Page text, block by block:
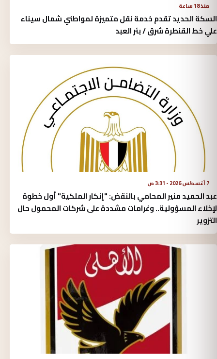
منذ 18 ساعة
السكة الحديد تقدم خدمة نقل متميزة لمواطني شمال سيناء
علي خط القنطرة شرق / بئر العبد
7 أغسطس 2026 - 3:31 ص
عبد الحميد منير المحامي بالنقض: "إنكار الملكية" أول خطوة
لإخلاء المسؤولية.. وغرامات مشددة على شركات المحمول حال
التزوير